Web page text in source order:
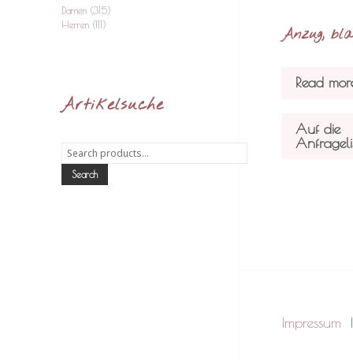
Damen (315)
Herren (111)
Artikelsuche
Search
for:
Search
Anzug,
Read
Auf die
Impressum